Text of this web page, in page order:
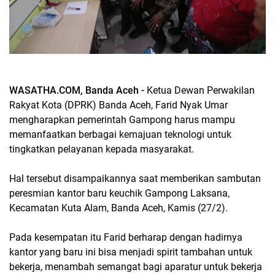
WASATHA.COM, Banda Aceh - Ketua Dewan Perwakilan
Rakyat Kota (DPRK) Banda Aceh, Farid Nyak Umar
mengharapkan pemerintah Gampong harus mampu
memanfaatkan berbagai kemajuan teknologi untuk
tingkatkan pelayanan kepada masyarakat.
Hal tersebut disampaikannya saat memberikan sambutan
peresmian kantor baru keuchik Gampong Laksana,
Kecamatan Kuta Alam, Banda Aceh, Kamis (27/2).
Pada kesempatan itu Farid berharap dengan hadirnya
kantor yang baru ini bisa menjadi spirit tambahan untuk
bekerja, menambah semangat bagi aparatur untuk bekerja